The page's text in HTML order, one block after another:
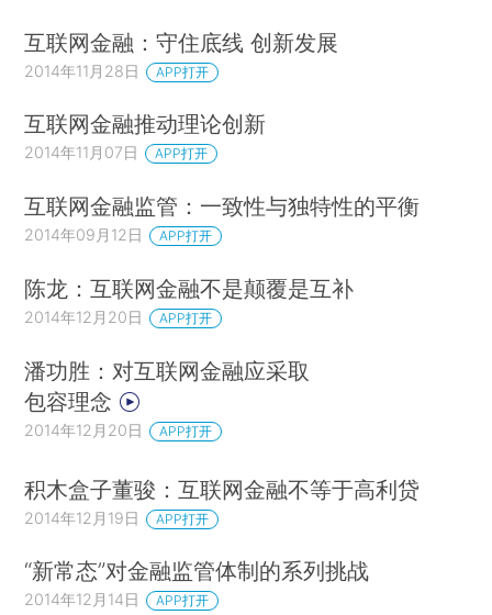
互联网金融：守住底线 创新发展
2014年11月28日 APP打开
互联网金融推动理论创新
2014年11月07日 APP打开
互联网金融监管：一致性与独特性的平衡
2014年09月12日 APP打开
陈龙：互联网金融不是颠覆是互补
2014年12月20日 APP打开
潘功胜：对互联网金融应采取
包容理念
2014年12月20日 APP打开
积木盒子董骏：互联网金融不等于高利贷
2014年12月19日 APP打开
“新常态”对金融监管体制的系列挑战
2014年12月14日 APP打开